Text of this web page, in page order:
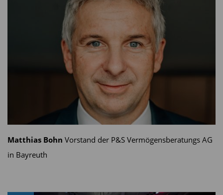
auch noch zu beachten, dass der ETF in US-Dollar
notiert. Dies bedeutet, dass EUR-Investoren sich
noch über den Wechselkurs EUR/ USD klar
werden müssen und dieses Risiko entsprechend
Diesen Beitrag teilen:
Matthias Bohn Vorstand der P&S Vermögensberatungs AG
in Bayreuth